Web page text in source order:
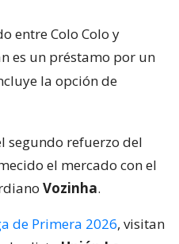
entre Colo Colo y
es un préstamo por un
la opción de
segundo refuerzo del
el mercado con el
Vozinha.
de Primera 2026, visitan